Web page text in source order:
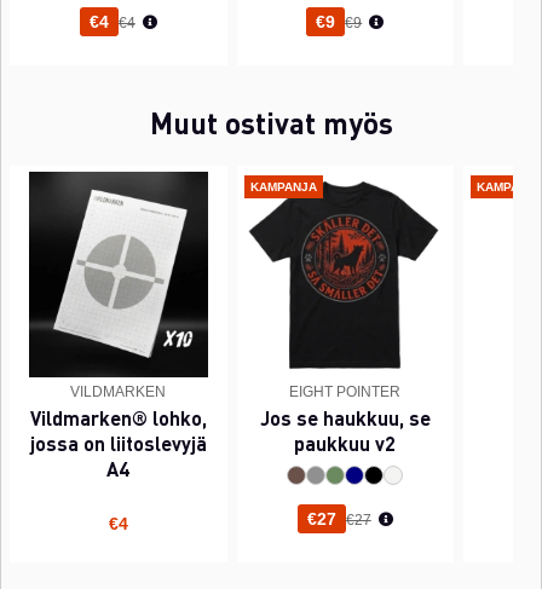
€4 Normaali hinta
€4 €9 Normaali hinta
€9
Muut ostivat myös
VILDMARKEN
Vildmarken® lohko,
jossa on liitoslevyjä
A4
€4
KAMPANJA
EIGHT POINTER
Jos se haukkuu, se
paukkuu v2
€27 Normaali hinta
€27